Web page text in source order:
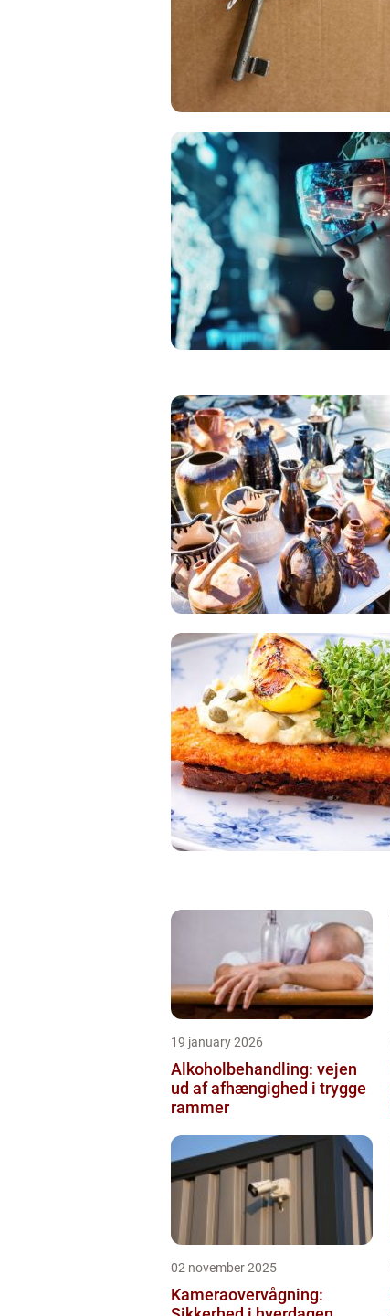
19 january 2026
Alkoholbehandling: vejen
ud af afhængighed i trygge
rammer
02 november 2025
Kameraovervågning: